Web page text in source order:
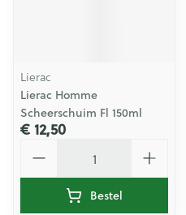
Lierac
Lierac Homme
Scheerschuim Fl 150ml
€ 12,50
Bestel